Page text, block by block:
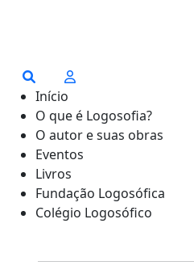
Início
O que é Logosofia?
O autor e suas obras
Eventos
Livros
Fundação Logosófica
Colégio Logosófico